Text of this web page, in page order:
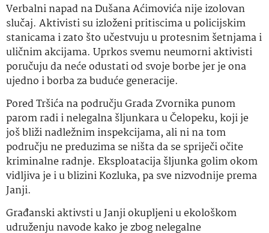
Verbalni napad na Dušana Aćimovića nije izolovan
slučaj. Aktivisti su izloženi pritiscima u policijskim
stanicama i zato što učestvuju u protesnim šetnjama i
uličnim akcijama. Uprkos svemu neumorni aktivisti
poručuju da neće odustati od svoje borbe jer je ona
ujedno i borba za buduće generacije.
Pored Tršića na području Grada Zvornika punom
parom radi i nelegalna šljunkara u Čelopeku, koji je
još bliži nadležnim inspekcijama, ali ni na tom
području ne preduzima se ništa da se spriječi očite
kriminalne radnje. Eksploatacija šljunka golim okom
vidljiva je i u blizini Kozluka, pa sve nizvodnije prema
Janji.
Građanski aktivsti u Janji okupljeni u ekološkom
udruženju navode kako je zbog nelegalne